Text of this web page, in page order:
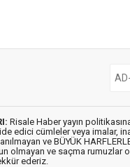
Risale Haber yayın
edici cümleler veya imalar,
ve BÜYÜK
olmayan ve saçma rumuzlar
ederiz.